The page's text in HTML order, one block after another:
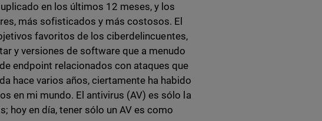
en los últimos 12 meses, y los
más sofisticados y más costosos. El
favoritos de los ciberdelincuentes,
y versiones de software que a menudo
endpoint relacionados con ataques que
hace varios años, ciertamente ha habido
en mi mundo. El antivirus (AV) es sólo la
hoy en día, tener sólo un AV es como